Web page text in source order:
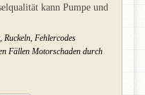
kann Pumpe und
Ruckeln, Fehlercodes
Fällen Motorschaden durch